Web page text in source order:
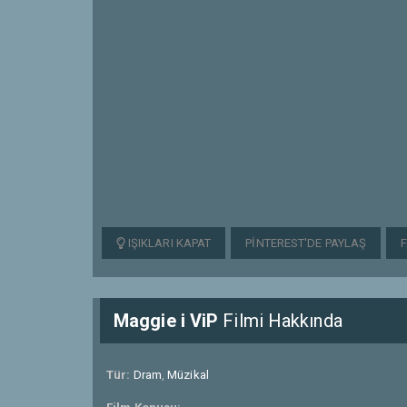
IŞIKLARI KAPAT PINTEREST'DE PAYLAŞ
Maggie i ViP Filmi Hakkında
Tür: Dram,Müzikal